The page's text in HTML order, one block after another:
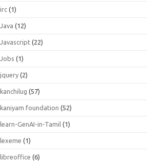
irc (1)
Java (12)
Javascript (22)
Jobs (1)
jquery (2)
kanchilug (57)
kaniyam foundation (52)
learn-GenAI-in-Tamil (1)
lexeme (1)
libreoffice (6)